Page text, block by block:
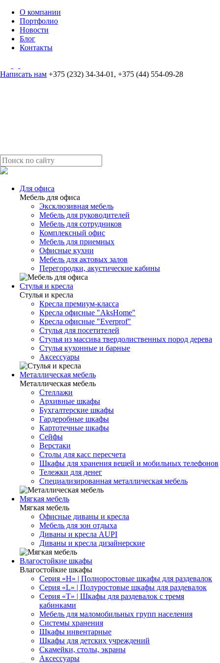
О компании
Портфолио
Новости
Блог
Контакты
Написать нам +375 (232) 34-34-01 , +375 (44) 554-09-28
Для офиса
Мебель для офиса
Эксклюзивная мебель
Мебель для руководителей
Мебель для сотрудников
Комплексный офис
Мебель для приемных
Офисные кухни
Мебель для актовых залов
Перегородки, акустические кабины
Стулья и кресла
Стулья и кресла
Кресла премиум-класса
Кресла офисные "AksHome"
Кресла офисные "Everprof"
Стулья для посетителей
Стулья из массива твердолиственных пород дерева
Стулья кухонные и барные
Аксессуары
Металлическая мебель
Металлическая мебель
Стеллажи
Архивные шкафы
Бухгалтерские шкафы
Гардеробные шкафы
Картотечные шкафы
Сейфы
Верстаки
Столы для касс пересчета
Шкафы для хранения вещей и мобильных телефонов
Тележки для денег
Специализированная металлическая мебель
Мягкая мебель
Мягкая мебель
Офисные диваны и кресла
Мебель для зон отдыха
Диваны и кресла AUPI
Диваны и кресла дизайнерские
Влагостойкие шкафы
Влагостойкие шкафы
Серия «H» | Полноростовые шкафы для раздевалок
Серия «L» | Полуростовые шкафы для раздевалок
Серия «T» | Шкафы для раздевалок с тремя
кабинками
Мебель для маломобильных групп населения
Системы хранения
Шкафы инвентарные
Шкафы для детских учреждений
Скамейки, столы, экраны
Аксессуары